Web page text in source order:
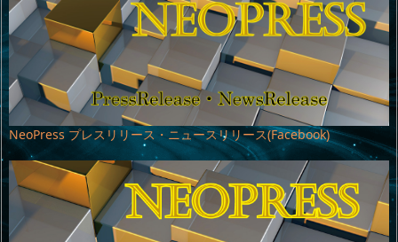
NeoPress プレスリリース・ニュースリリース(Facebook)